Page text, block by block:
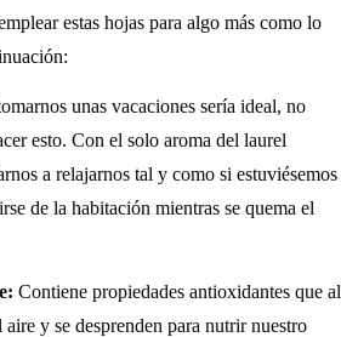
estas hojas para algo más como lo
unas vacaciones sería ideal, no
esto. Con el solo aroma del laurel
a relajarnos tal y como si estuviésemos
de la habitación mientras se quema el
Contiene propiedades antioxidantes que al
aire y se desprenden para nutrir nuestro